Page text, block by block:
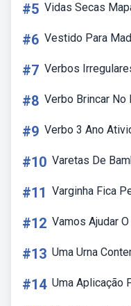
#5 Vidas Secas
#6 Vestido Para
#7 Verbos
#8 Verbo Brincar No
#9 Verbo 3 Ano
#10 Varetas De
#11 Varginha Fica
#12 Vamos Ajudar
#13 Uma Urna
#14 Uma Aplicação